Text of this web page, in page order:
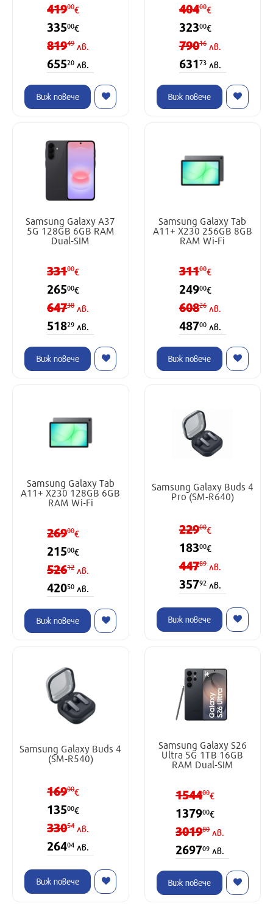
41900€
33500€
81949лв.
65520 лв.
Виж повече
40400€
32300€
79016лв.
631 73лв.
Виж повече
Samsung Galaxy A37
5G 128GB 6GB RAM
Dual-SIM
33100€
26500€
64738лв.
51829 лв.
Виж повече
Samsung Galaxy Tab
A11+ X230 256GB 8GB
RAM Wi-Fi
31100€
24900€
60826лв.
48700лв.
Виж повече
Samsung Galaxy Tab
A11+ X230 128GB 6GB
RAM Wi-Fi
26900€
21500€
52612лв.
42050 лв.
Виж повече
Samsung Galaxy Buds 4
Pro (SM-R640)
22900€
18300€
44789лв.
35792лв.
Виж повече
Samsung Galaxy Buds 4
(SM-R540)
16900€
13500€
33054лв.
26404 лв.
Виж повече
Samsung Galaxy S26
Ultra 5G 1TB 16GB
RAM Dual-SIM
154400€
137900€
301980лв.
269709 лв.
Виж повече